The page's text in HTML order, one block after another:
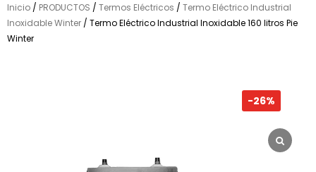
Inicio / PRODUCTOS / Termos Eléctricos / Termo Eléctrico Industrial
Inoxidable Winter / Termo Eléctrico Industrial Inoxidable 160 litros Pie
Winter
-26%